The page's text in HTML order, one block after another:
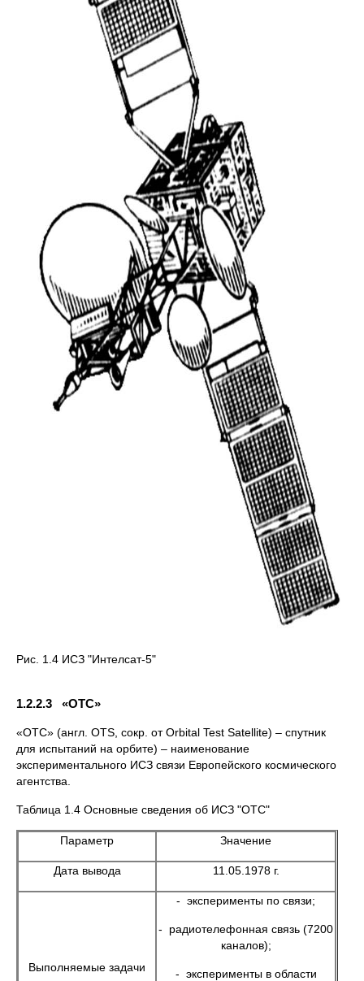
Рис. 1.4 ИСЗ "Интелсат-5"
1.2.2.3 «ОТС»
«ОТС» (англ. OTS, сокр. от Orbital Test Satellite) – спутник
для испытаний на орбите) – наименование
экспериментального ИСЗ связи Европейского космического
агентства.
Таблица 1.4 Основные сведения об ИСЗ "ОТС"
Параметр Значение
Дата вывода 11.05.1978 г.
Выполняемые задачи
- эксперименты по связи;
- радиотелефонная связь (7200
каналов);
- эксперименты в области